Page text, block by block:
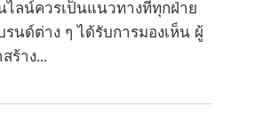
ลน์ควรเป็นแนวทางที่ทุกฝ่าย
นด์ต่าง ๆ ได้รับการมองเห็น ผู้
ร้าง...